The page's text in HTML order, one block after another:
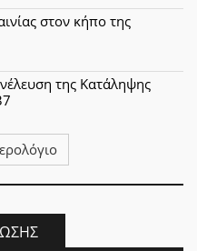
στον κήπο της
της Κατάληψης